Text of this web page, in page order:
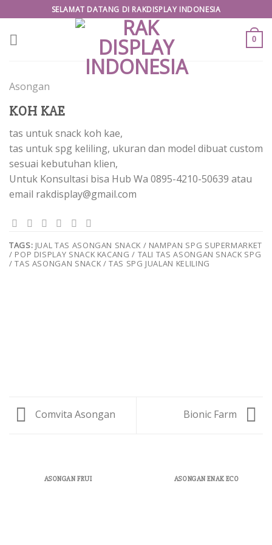
to
content
SELAMAT DATANG DI RAKDISPLAY INDONESIA
0
Asongan
KOH KAE
tas untuk snack koh kae,
tas untuk spg keliling, ukuran dan model dibuat custom
sesuai kebutuhan klien,
Untuk Konsultasi bisa Hub Wa 0895-4210-50639 atau
email rakdisplay@gmail.com
TAGS: JUAL TAS ASONGAN SNACK / NAMPAN SPG SUPERMARKET
/ POP DISPLAY SNACK KACANG / TALI TAS ASONGAN SNACK SPG
/ TAS ASONGAN SNACK / TAS SPG JUALAN KELILING
Comvita Asongan Bionic Farm
ASONGAN FRUI ASONGAN ENAK ECO